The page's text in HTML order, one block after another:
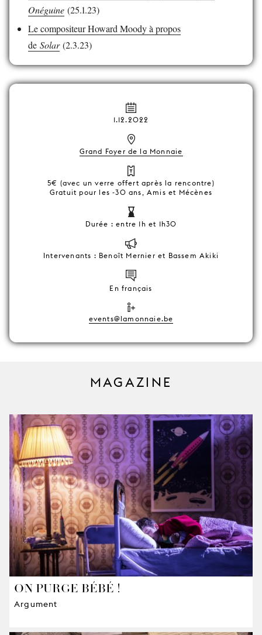
Onéguine (25.1.23)
Le compositeur Howard Moody à propos
de Solar (2.3.23)
1.12.2022
Grand Foyer de la Monnaie
5€ (avec un verre offert après la rencontre)
Gratuit pour les -30 ans, Amis et Mécènes
Durée : entre 1h et 1h30
Intervenants : Benoît Mernier et Bassem Akiki
En français
events@lamonnaie.be
MAGAZINE
ON PURGE BÉBÉ !
Argument